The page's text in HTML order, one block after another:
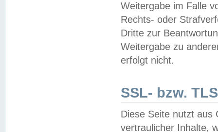
Weitergabe im Falle
Rechts- oder
Dritte zur
Weitergabe zu
erfolgt nicht.
SSL- bzw.
Diese Seite nutzt aus
vertraulicher Inhalte,